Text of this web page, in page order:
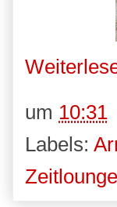
um 10:31
Labels:
Zeitlounge